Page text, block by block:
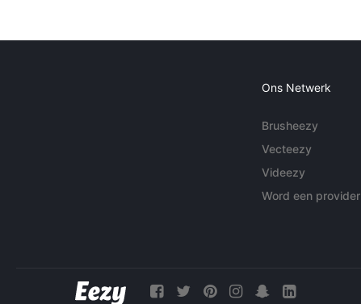
Ons Netwerk
Brusheezy
Vecteezy
Videezy
Word een provider